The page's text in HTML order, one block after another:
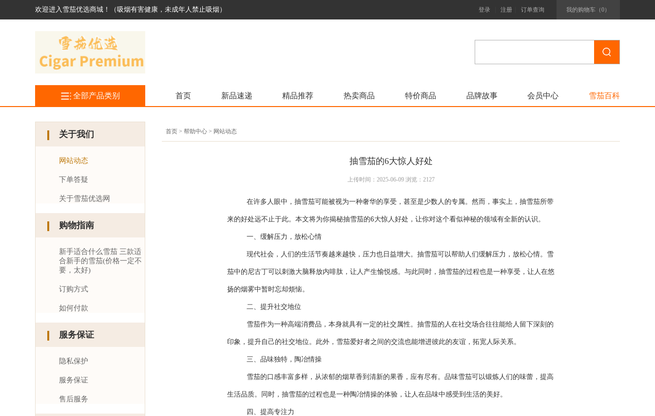
欢迎进入雪茄优选商城！（吸烟有害健康，未成年人禁止吸烟） 登录 注册 订单查询 我的购物车（0）
全部产品类别 首页 新品速递 精品推荐 热卖商品 特价商品 品牌故事 会员中心 雪茄百科
关于我们
网站动态
下单答疑
关于雪茄优选网
购物指南
新手适合什么雪茄 三款适
合新手的雪茄(价格一定不
要，太好)
订购方式
如何付款
服务保证
隐私保护
服务保证
售后服务
首页 > 帮助中心 > 网站动态
抽雪茄的6大惊人好处
上传时间：2025-06-09 浏览：2127
在许多人眼中，抽雪茄可能被视为一种奢华的享受，甚至是少数人的专属。然而，事实上，抽雪茄所带
来的好处远不止于此。本文将为你揭秘抽雪茄的6大惊人好处，让你对这个看似神秘的领域有全新的认识。
一、缓解压力，放松心情
现代社会，人们的生活节奏越来越快，压力也日益增大。抽雪茄可以帮助人们缓解压力，放松心情。雪
茄中的尼古丁可以刺激大脑释放内啡肽，让人产生愉悦感。与此同时，抽雪茄的过程也是一种享受，让人在悠
扬的烟雾中暂时忘却烦恼。
二、提升社交地位
雪茄作为一种高端消费品，本身就具有一定的社交属性。抽雪茄的人在社交场合往往能给人留下深刻的
印象，提升自己的社交地位。此外，雪茄爱好者之间的交流也能增进彼此的友谊，拓宽人际关系。
三、品味独特，陶冶情操
雪茄的口感丰富多样，从浓郁的烟草香到清新的果香，应有尽有。品味雪茄可以锻炼人们的味蕾，提高
生活品质。同时，抽雪茄的过程也是一种陶冶情操的体验，让人在品味中感受到生活的美好。
四、提高专注力